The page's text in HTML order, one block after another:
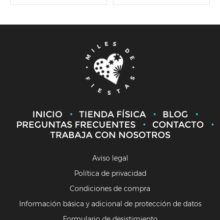
INICIO TIENDA FÍSICA
BLOG
PREGUNTAS FRECUENTES
CONTACTO
TRABAJA CON NOSOTROS
Aviso legal
Política de privacidad
Condiciones de compra
Información básica y adicional de protección de datos